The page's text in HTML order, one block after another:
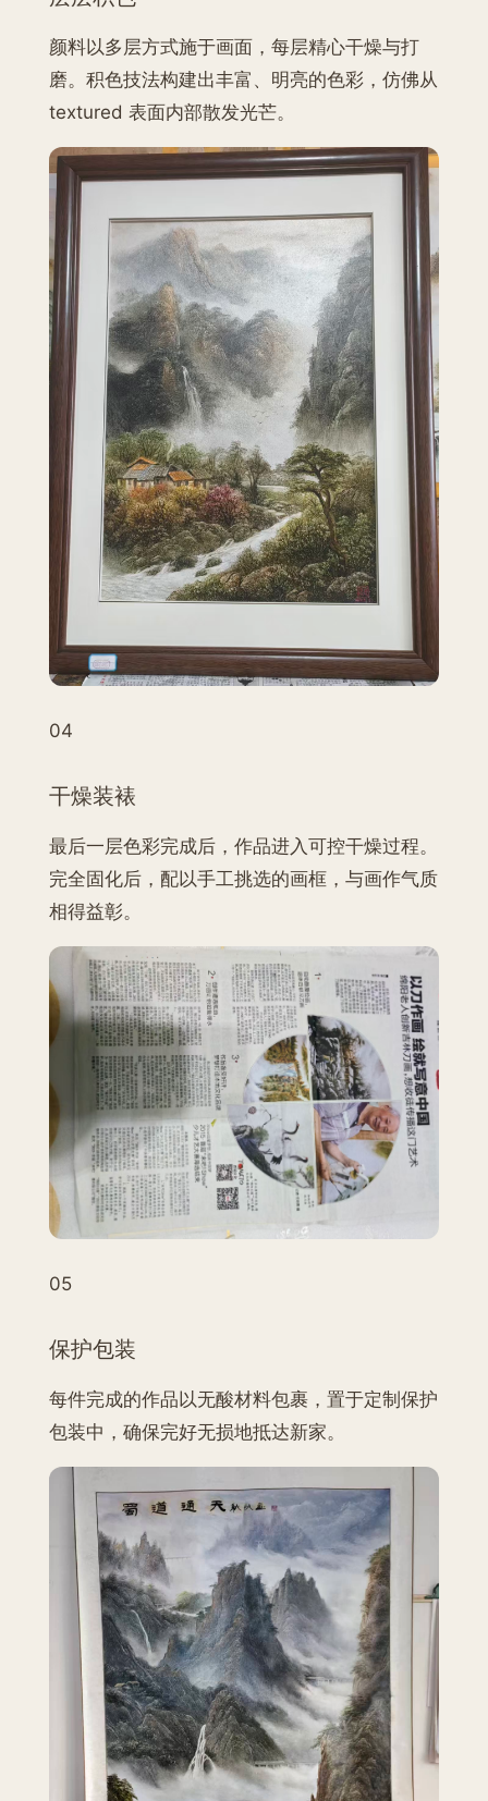
颜料以多层方式施于画面，每层精心干燥与打
磨。积色技法构建出丰富、明亮的色彩，仿佛从
textured 表面内部散发光芒。
04
干燥装裱
最后一层色彩完成后，作品进入可控干燥过程。
完全固化后，配以手工挑选的画框，与画作气质
相得益彰。
05
保护包装
每件完成的作品以无酸材料包裹，置于定制保护
包装中，确保完好无损地抵达新家。